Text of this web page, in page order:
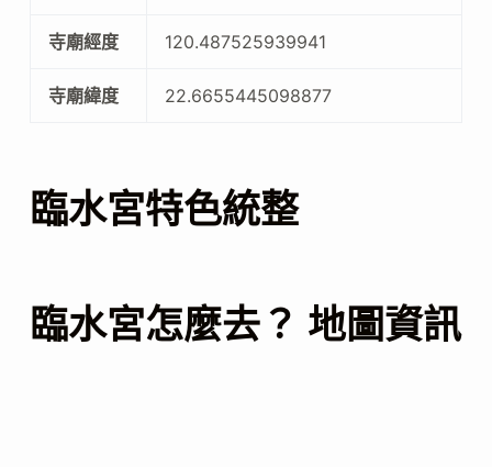
寺廟經度 120.487525939941
寺廟緯度 22.6655445098877
臨水宮特色統整
臨水宮怎麼去？ 地圖資訊